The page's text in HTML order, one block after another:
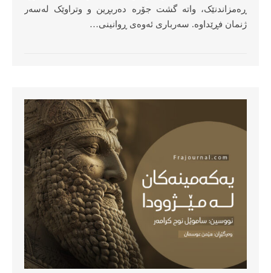
ڕەمزاندنێک، واتە گشت جۆرە دەربڕین و وتراوێک لەسەر
ژنمان فڕێداوە. سەرباری ئەوەی ڕوانینی…